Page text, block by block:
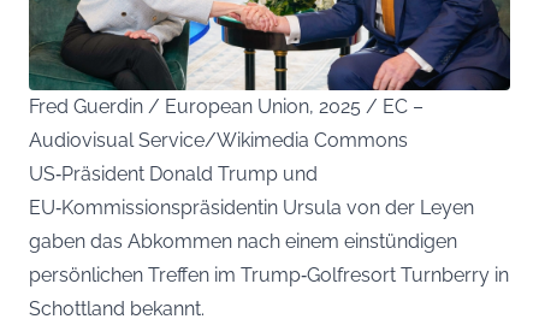
Fred Guerdin / European Union, 2025 / EC –
Audiovisual Service/Wikimedia Commons
US‑Präsident Donald Trump und
EU‑Kommissionspräsidentin Ursula von der Leyen
gaben das Abkommen nach einem einstündigen
persönlichen Treffen im Trump‑Golfresort Turnberry in
Schottland bekannt.